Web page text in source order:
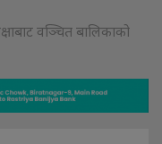
वञ्चित बालिकाको